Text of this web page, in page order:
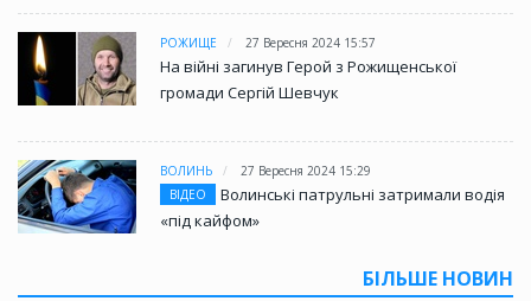
РОЖИЩЕ 27 Вересня 2024 15:57
На війні загинув Герой з Рожищенської
громади Сергій Шевчук
ВОЛИНЬ
27 Вересня 2024 15:29
ВІДЕО
Волинські патрульні затримали водія
«під кайфом»
БІЛЬШЕ НОВИН